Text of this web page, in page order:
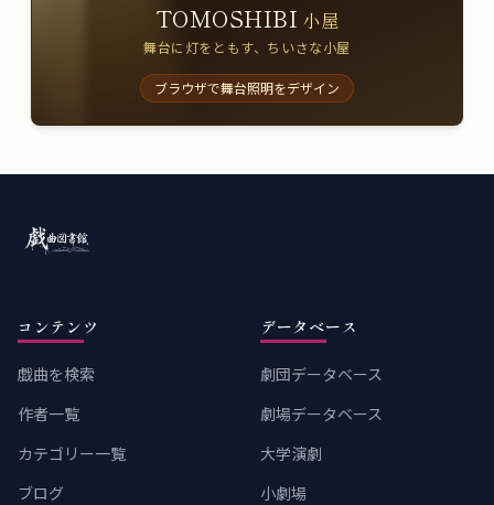
TOMOSHIBI 小屋
舞台に灯をともす、ちいさな小屋
ブラウザで舞台照明をデザイン
コンテンツ
戯曲を検索
作者一覧
カテゴリー一覧
ブログ
データベース
劇団データベース
劇場データベース
大学演劇
小劇場